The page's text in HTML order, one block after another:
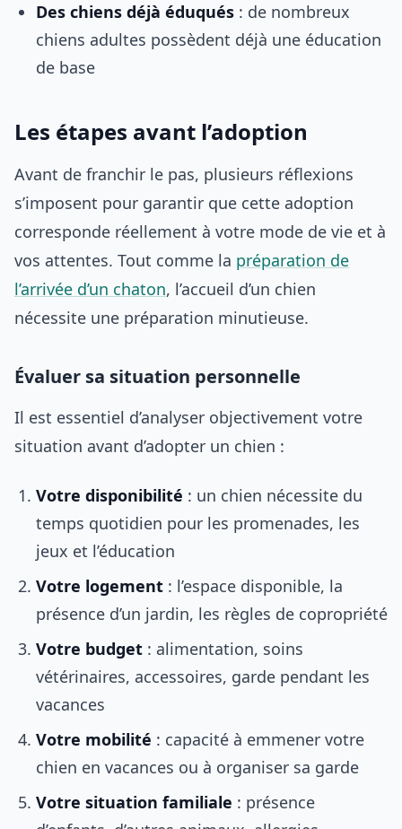
Des chiens déjà éduqués : de nombreux
chiens adultes possèdent déjà une éducation
de base
Les étapes avant l’adoption
Avant de franchir le pas, plusieurs réflexions
s’imposent pour garantir que cette adoption
corresponde réellement à votre mode de vie et à
vos attentes. Tout comme la préparation de
l’arrivée d’un chaton, l’accueil d’un chien
nécessite une préparation minutieuse.
Évaluer sa situation personnelle
Il est essentiel d’analyser objectivement votre
situation avant d’adopter un chien :
Votre disponibilité : un chien nécessite du
temps quotidien pour les promenades, les
jeux et l’éducation
Votre logement : l’espace disponible, la
présence d’un jardin, les règles de copropriété
Votre budget : alimentation, soins
vétérinaires, accessoires, garde pendant les
vacances
Votre mobilité : capacité à emmener votre
chien en vacances ou à organiser sa garde
Votre situation familiale : présence